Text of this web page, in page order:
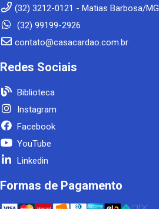
(32) 3212-0121 - Matias Barbosa/MG
(32) 99199-2926
contato@casacardao.com.br
Redes Sociais
Biblioteca
Instagram
Facebook
YouTube
Linkedin
Formas de Pagamento